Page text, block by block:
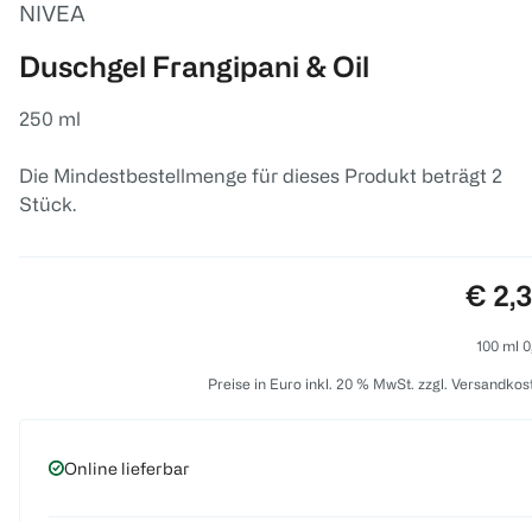
NIVEA
Duschgel Frangipani & Oil
250 ml
Die Mindestbestellmenge für dieses Produkt beträgt 2
Stück.
€
100 ml
Preise in Euro inkl. 20 % MwSt. zzgl.
Online lieferbar